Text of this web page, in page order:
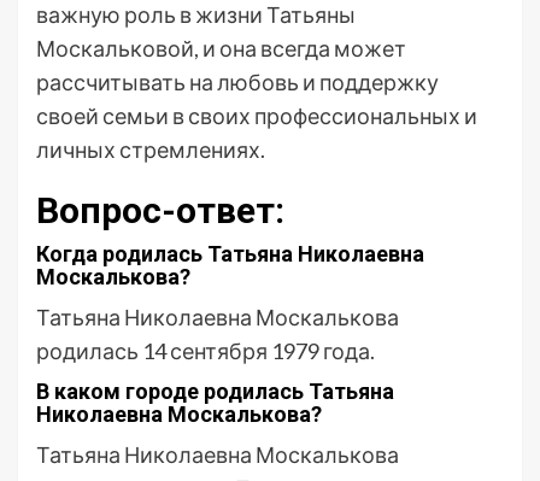
важную роль в жизни Татьяны
Москальковой, и она всегда может
рассчитывать на любовь и поддержку
своей семьи в своих профессиональных и
личных стремлениях.
Вопрос-ответ:
Когда родилась Татьяна Николаевна
Москалькова?
Татьяна Николаевна Москалькова
родилась 14 сентября 1979 года.
В каком городе родилась Татьяна
Николаевна Москалькова?
Татьяна Николаевна Москалькова